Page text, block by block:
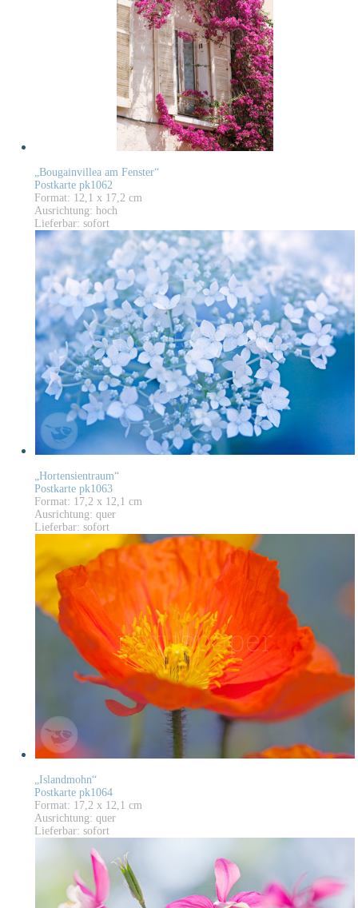
„Bougainvillea am Fenster“
Postkarte pk1062
Format: 12,1 x 17,2 cm
Ausrichtung: hoch
Lieferbar: sofort
„Hortensientraum“
Postkarte pk1063
Format: 17,2 x 12,1 cm
Ausrichtung: quer
Lieferbar: sofort
„Islandmohn“
Postkarte pk1064
Format: 17,2 x 12,1 cm
Ausrichtung: quer
Lieferbar: sofort